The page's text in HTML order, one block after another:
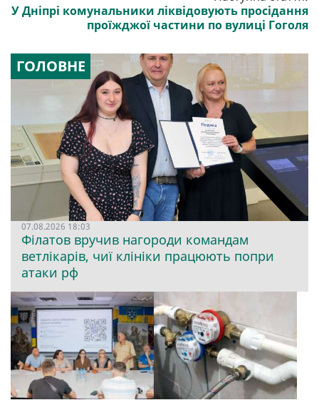
У Дніпрі комунальники ліквідовують просідання
проїжджої частини по вулиці Гоголя
ГОЛОВНЕ
07.08.2026 18:03
Філатов вручив нагороди командам
ветлікарів, чиї клініки працюють попри
атаки рф